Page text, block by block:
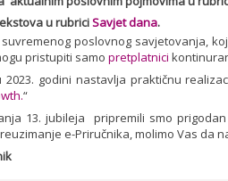
u rubriciSavjet dana.
poslovnog savjetovanja,
pristupiti samo pretplatnici
2023. godini nastavlja praktičnu
“
13. jubileja pripremili smo
e-Priručnika, molimo Vas da